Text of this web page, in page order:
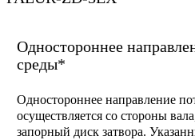
Одностороннее
среды*
Одностороннее направление
осуществляется со стороны
запорный диск затвора.